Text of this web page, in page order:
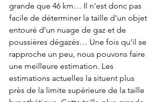
grande que 46 km… Il n'est donc pas
facile de déterminer la taille d'un objet
entouré d'un nuage de gaz et de
poussières dégazés… Une fois qu'il se
rapproche un peu, nous pouvons faire
une meilleure estimation. Les
estimations actuelles la situent plus
près de la limite supérieure de la taille